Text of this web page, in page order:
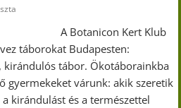
A Botanicon Kert Klub
táborokat Budapesten:
kirándulós tábor. Ökotáborainkba
gyermekeket várunk: akik szeretik
kirándulást és a természettel